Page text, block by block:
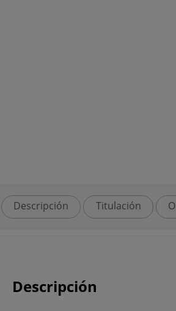
Descripción Titulación
Descripción